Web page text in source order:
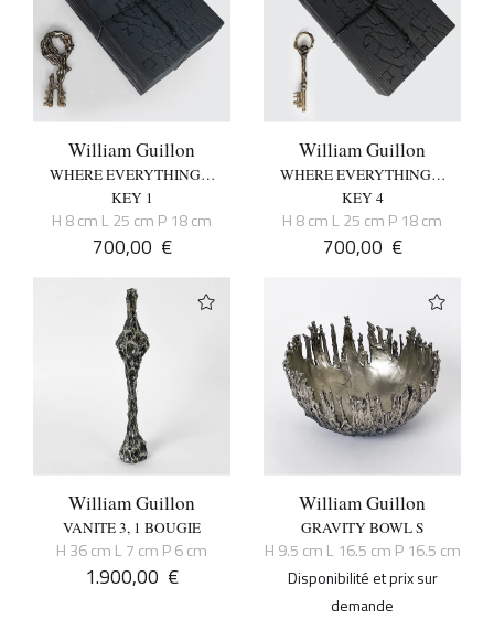
William Guillon
WHERE EVERYTHING…
KEY 1
H 8 cm L 25 cm P 18 cm
700,00 €
William Guillon
WHERE EVERYTHING…
KEY 4
H 8 cm L 25 cm P 18 cm
700,00 €
William Guillon
VANITE 3, 1 BOUGIE
H 36 cm L 7 cm P 6 cm
1.900,00 €
William Guillon
GRAVITY BOWL S
H 9.5 cm L 16.5 cm P 16.5 cm
Disponibilité et prix sur
demande